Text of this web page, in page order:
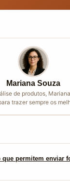
Mariana Souza
de produtos,
trazer sempre os
permitem enviar